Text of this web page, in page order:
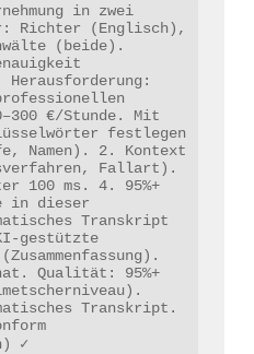
in zwei
Richter (Englisch),
(beide).
€/Stunde. Mit
festlegen
Namen). 2. Kontext
Fallart).
100 ms. 4. 95%+
in dieser
Transkript
gestützte
Qualität: 95%+
Transkript.
✓